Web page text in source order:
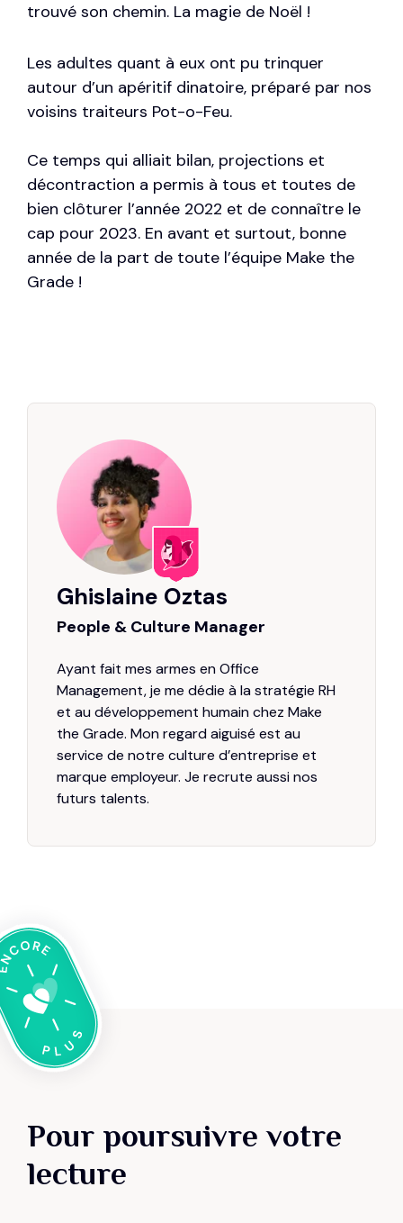
trouvé son chemin. La magie de Noël !
Les adultes quant à eux ont pu trinquer
autour d’un apéritif dinatoire, préparé par nos
voisins traiteurs Pot-o-Feu.
Ce temps qui alliait bilan, projections et
décontraction a permis à tous et toutes de
bien clôturer l’année 2022 et de connaître le
cap pour 2023. En avant et surtout, bonne
année de la part de toute l’équipe Make the
Grade !
Ghislaine Oztas
People & Culture Manager
Ayant fait mes armes en Office
Management, je me dédie à la stratégie RH
et au développement humain chez Make
the Grade. Mon regard aiguisé est au
service de notre culture d’entreprise et
marque employeur. Je recrute aussi nos
futurs talents.
Pour poursuivre votre
lecture